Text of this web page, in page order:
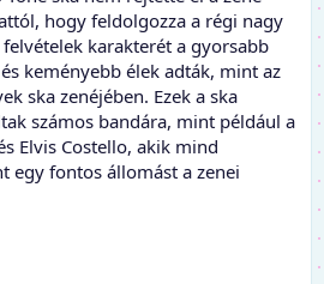
hogy feldolgozza a régi nagy
karakterét a gyorsabb
keményebb élek adták, mint az
ska zenéjében. Ezek a ska
számos bandára, mint például a
Elvis Costello, akik mind
egy fontos állomást a zenei